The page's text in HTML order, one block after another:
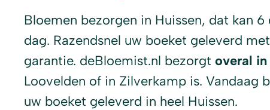
Bloemen bezorgen in Huissen, dat kan
dag. Razendsnel uw boeket geleverd
garantie. deBloemist.nl bezorgt overal in
Loovelden of in Zilverkamp is. Vandaag
uw boeket geleverd in heel Huissen.